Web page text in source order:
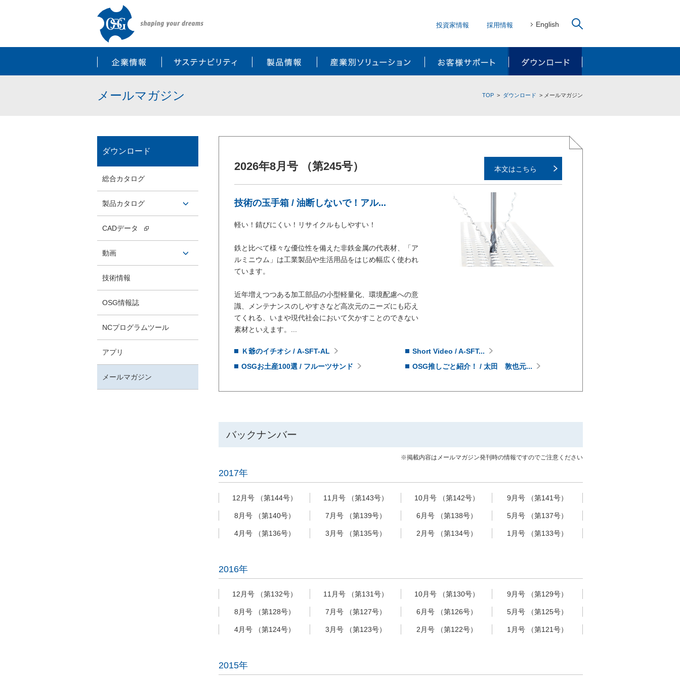
投資家情報 採用情報 English
TOP ダウンロード メールマガジン
メールマガジン
2026年8月号 （第245号） 本文はこちら
技術の玉手箱 / 油断しないで！アル...
軽い！錆びにくい！リサイクルもしやすい！
鉄と比べて様々な優位性を備えた非鉄金属の代表材、「ア
ルミニウム」は工業製品や生活用品をはじめ幅広く使われ
ています。
近年増えつつある加工部品の小型軽量化、環境配慮への意
識、メンテナンスのしやすさなど高次元のニーズにも応え
てくれる、いまや現代社会において欠かすことのできない
素材といえます。...
Ｋ爺のイチオシ / A-SFT-AL
Short Video / A-SFT...
OSGお土産100選 / フルーツサンド
OSG推しごと紹介！ / 太田 敦也元...
バックナンバー
※掲載内容はメールマガジン発刊時の情報ですのでご注意ください
2017年
12月号 （第144号） 11月号 （第143号） 10月号 （第142号） 9月号 （第141号）
8月号 （第140号） 7月号 （第139号） 6月号 （第138号） 5月号 （第137号）
4月号 （第136号） 3月号 （第135号） 2月号 （第134号） 1月号 （第133号）
2016年
12月号 （第132号） 11月号 （第131号） 10月号 （第130号） 9月号 （第129号）
8月号 （第128号） 7月号 （第127号） 6月号 （第126号） 5月号 （第125号）
4月号 （第124号） 3月号 （第123号） 2月号 （第122号） 1月号 （第121号）
2015年
ダウンロード
総合カタログ
製品カタログ
CADデータ
動画
技術情報
OSG情報誌
NCプログラムツール
アプリ
メールマガジン